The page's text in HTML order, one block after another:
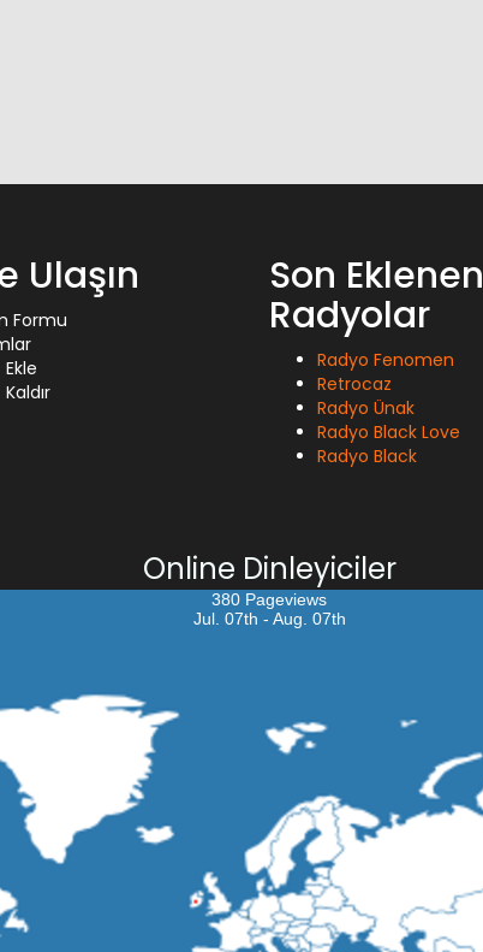
Ulaşın
Formu
Son Eklenen
Radyolar
Radyo Fenomen
Retrocaz
Radyo Ünak
Radyo Black Love
Radyo Black
Online Dinleyiciler
380 Pageviews
Jul. 07th - Aug. 07th